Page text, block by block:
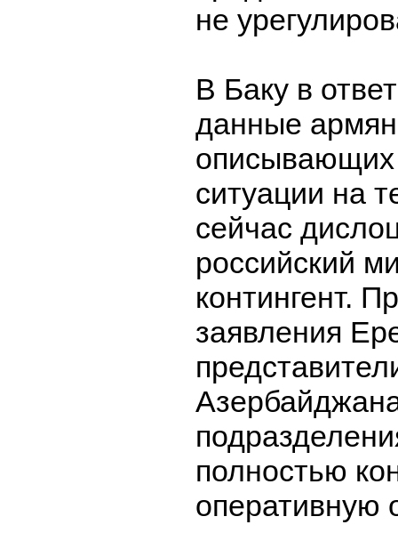
не
В Баку в
данные
описывающих
ситуации на
сейчас
российский
контингент.
заявления
полностью
оперативную